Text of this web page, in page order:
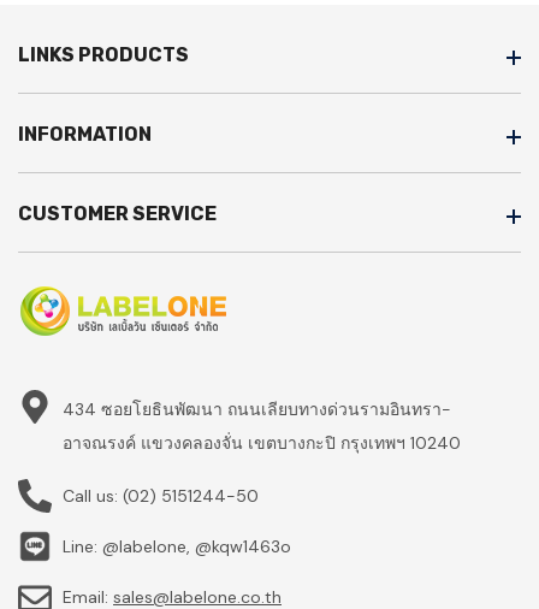
LINKS PRODUCTS
INFORMATION
CUSTOMER SERVICE
434 ซอยโยธินพัฒนา ถนนเลียบทางด่วนรามอินทรา-
อาจณรงค์ แขวงคลองจั่น เขตบางกะปิ กรุงเทพฯ 10240
Call us: (02) 5151244-50
Line: @labelone, @kqw1463o
Email: sales@labelone.co.th